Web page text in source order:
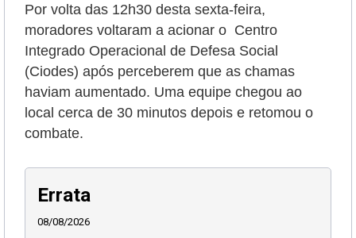
Por volta das 12h30 desta sexta-feira,
moradores voltaram a acionar o Centro
Integrado Operacional de Defesa Social
(Ciodes) após perceberem que as chamas
haviam aumentado. Uma equipe chegou ao
local cerca de 30 minutos depois e retomou o
combate.
Errata
08/08/2026